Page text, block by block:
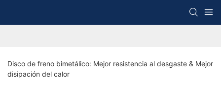
Disco de freno bimetálico: Mejor resistencia al desgaste & Mejor
disipación del calor